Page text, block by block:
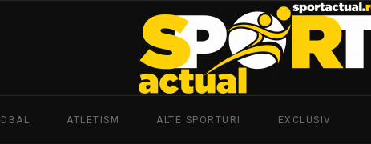
ATLETISM ALTE SPORTURI EXCLUSIV